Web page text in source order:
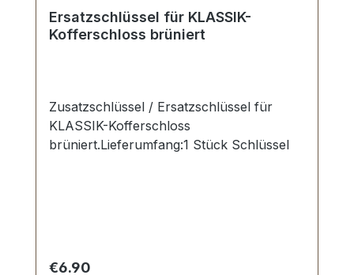
Ersatzschlüssel für KLASSIK-
Kofferschloss brüniert
Zusatzschlüssel / Ersatzschlüssel für
KLASSIK-Kofferschloss
brüniert.Lieferumfang:1 Stück Schlüssel
Regular price:
€6.90